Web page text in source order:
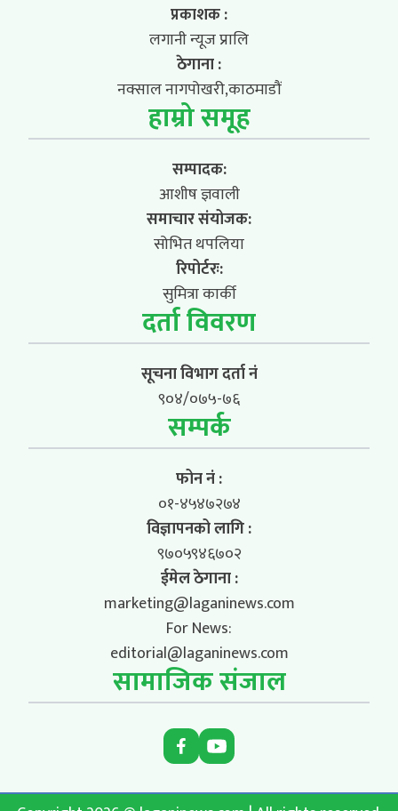
प्रकाशक :
लगानी न्यूज प्रालि
ठेगाना :
नक्साल नागपोखरी,काठमाडौं
हाम्रो समूह
सम्पादक:
आशीष ज्ञवाली
समाचार संयोजक:
सोभित थपलिया
रिपोर्टरः:
सुमित्रा कार्की
दर्ता विवरण
सूचना विभाग दर्ता नं
९०४/०७५-७६
सम्पर्क
फोन नं :
०१-४५४७२७४
विज्ञापनको लागि :
९७०५९४६७०२
ईमेल ठेगाना :
marketing@laganinews.com
For News:
editorial@laganinews.com
सामाजिक संजाल